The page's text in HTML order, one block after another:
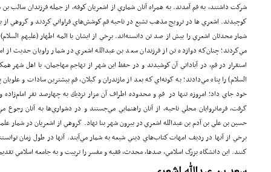
شركت داشتند، به قم آمدند. به همراه آنان شماري از اشعريان كوفه، از جمله فرزندان سائب بن
كوچيدند. اشعري ها در ترويج مذهب تشيع در ناحيه قم كوشش‌هاي فراواني كردند و گروهي از
شمار محدثان اشعري را بيش از صد تن دانسته‌اند. برخي از ايشان با ائمه اطهار (علیهم
مي‌كردند؛ چنان‌كه دوازده تن از فرزندان سعد بن عبدالله اشعري در شمار راويان حديث از
استقرار در قم، در آباداني آن كوشيدند و در حفظ اين شهر از تهاجم مهاجمان، با اهل شهر
السلام) را پناه مي‌دادند؛ به گونه‌اي كه بعد از مازندران و گيلان، قم بيشترين سادات و
خود جاي داد؛ امروزه تنها در قم و محدوده‌ اطراف آن مزار نزديك به چهارصد نفر اما‌م‌زاده
گرفت، فرمانروايان محلي ناحيه، از آنان راهنمايي مي‌جستند و در دشواري‌ها به آنان
حسين بن علي بن آدم بن عبدالله اشعري در بيرون شهر بنا نهاد. گروهي از اشعريان در شمار
برخي از آنها در رديف امهات كتاب‌هاي ديني شيعه به شمار مي‌آيند. آنها در طول زمان
كنند. اين دانشگاه بزرگ اسلامي، صدها، محدث، فقيه و مفسر را تربيت و به جامعه‌ اسلامي